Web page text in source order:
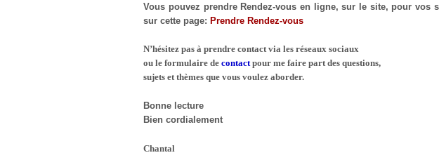
Vous pouvez prendre Rendez-vous en ligne, sur le site, pour vos
sur cette page:Prendre Rendez-vous
N’hésitez pas à prendre contact via les réseaux sociaux
ou le formulaire decontact pour me faire part des questions,
sujets et thèmes que vous voulez aborder.
Bonne lecture
Bien cordialement
Chantal